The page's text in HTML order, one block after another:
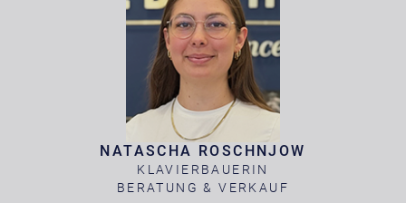
NATASCHA ROSCHNJOW
KLAVIERBAUERIN
BERATUNG & VERKAUF